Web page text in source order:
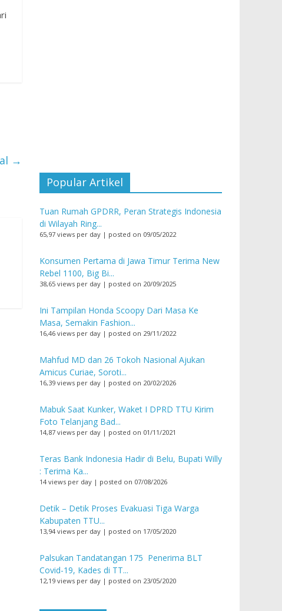
→
Popular Artikel
Tuan Rumah GPDRR, Peran Strategis Indonesia
di Wilayah Ring...
65,97 views per day | posted on 09/05/2022
Konsumen Pertama di Jawa Timur Terima New
Rebel 1100, Big Bi...
38,65 views per day | posted on 20/09/2025
Ini Tampilan Honda Scoopy Dari Masa Ke
Masa, Semakin Fashion...
16,46 views per day | posted on 29/11/2022
Mahfud MD dan 26 Tokoh Nasional Ajukan
Amicus Curiae, Soroti...
16,39 views per day | posted on 20/02/2026
Mabuk Saat Kunker, Waket I DPRD TTU Kirim
Foto Telanjang Bad...
14,87 views per day | posted on 01/11/2021
Teras Bank Indonesia Hadir di Belu, Bupati Willy
: Terima Ka...
14 views per day | posted on 07/08/2026
Detik – Detik Proses Evakuasi Tiga Warga
Kabupaten TTU...
13,94 views per day | posted on 17/05/2020
Palsukan Tandatangan 175 Penerima BLT
Covid-19, Kades di TT...
12,19 views per day | posted on 23/05/2020